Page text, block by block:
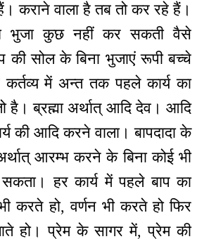
कराने वाला है तब तो कर रहे हैं।
भुजा कुछ नहीं कर सकती वैसे
की सोल के बिना भुजाएं रूपी बच्चे
में अन्त तक पहले कार्य का
है। ब्रह्मा अर्थात् आदि देव। आदि
की आदि करने वाला। बापदादा के
आरम्भ करने के बिना कोई भी
हर कार्य में पहले बाप का
करते हो, वर्णन भी करते हो फिर
हो। प्रेम के सागर में, प्रेम की